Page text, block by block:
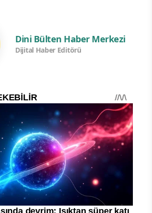
Dini Bülten Haber Merkezi
Dijital Haber Editörü